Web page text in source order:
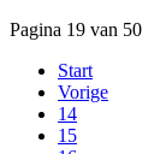
Pagina 19 van 50
Start
Vorige
14
15